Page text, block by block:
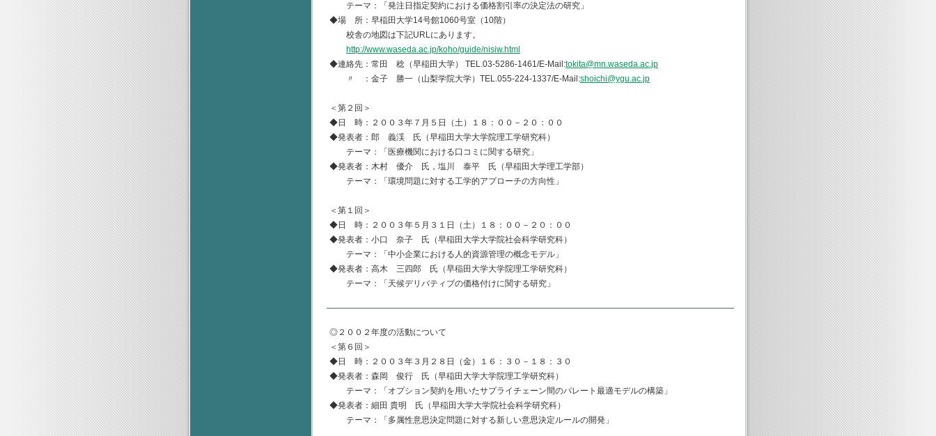
テーマ：「発注日指定契約における価格割引率の決定法の研究」
◆場 所：早稲田大学14号館1060号室（10階）
校舎の地図は下記URLにあります。
http://www.waseda.ac.jp/koho/guide/nisiw.html
◆連絡先：常田 稔（早稲田大学） TEL.03-5286-1461/E-Mail:tokita@mn.waseda.ac.jp
〃 ：金子 勝一（山梨学院大学）TEL.055-224-1337/E-Mail:shoichi@ygu.ac.jp
＜第２回＞
◆日 時：２００３年７月５日（土）１８：００－２０：００
◆発表者：郎 義渓 氏（早稲田大学大学院理工学研究科）
テーマ：「医療機関における口コミに関する研究」
◆発表者：木村 優介 氏，塩川 泰平 氏（早稲田大学理工学部）
テーマ：「環境問題に対する工学的アプローチの方向性」
＜第１回＞
◆日 時：２００３年５月３１日（土）１８：００－２０：００
◆発表者：小口 奈子 氏（早稲田大学大学院社会科学研究科）
テーマ：「中小企業における人的資源管理の概念モデル」
◆発表者：高木 三四郎 氏（早稲田大学大学院理工学研究科）
テーマ：「天候デリバティブの価格付けに関する研究」
◎２００２年度の活動について
＜第６回＞
◆日 時：２００３年３月２８日（金）１６：３０－１８：３０
◆発表者：森岡 俊行 氏（早稲田大学大学院理工学研究科）
テーマ：「オプション契約を用いたサプライチェーン間のパレート最適モデルの構築」
◆発表者：細田 貴明 氏（早稲田大学大学院社会科学研究科）
テーマ：「多属性意思決定問題に対する新しい意思決定ルールの開発」